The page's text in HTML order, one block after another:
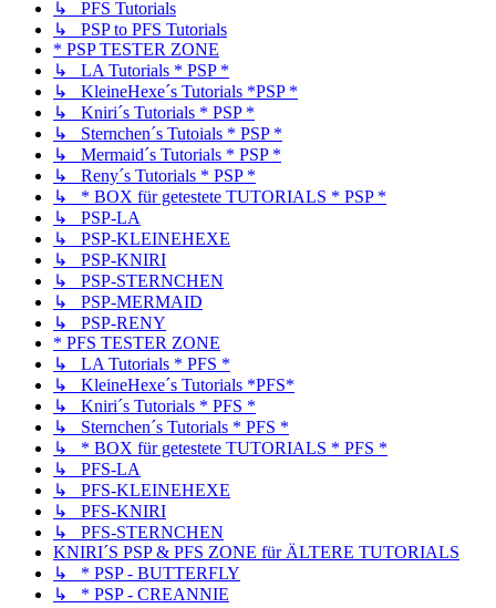
↳ PFS Tutorials
↳ PSP to PFS Tutorials
* PSP TESTER ZONE
↳ LA Tutorials * PSP *
↳ KleineHexe´s Tutorials *PSP *
↳ Kniri´s Tutorials * PSP *
↳ Sternchen´s Tutoials * PSP *
↳ Mermaid´s Tutorials * PSP *
↳ Reny´s Tutorials * PSP *
↳ * BOX für getestete TUTORIALS * PSP *
↳ PSP-LA
↳ PSP-KLEINEHEXE
↳ PSP-KNIRI
↳ PSP-STERNCHEN
↳ PSP-MERMAID
↳ PSP-RENY
* PFS TESTER ZONE
↳ LA Tutorials * PFS *
↳ KleineHexe´s Tutorials *PFS*
↳ Kniri´s Tutorials * PFS *
↳ Sternchen´s Tutorials * PFS *
↳ * BOX für getestete TUTORIALS * PFS *
↳ PFS-LA
↳ PFS-KLEINEHEXE
↳ PFS-KNIRI
↳ PFS-STERNCHEN
KNIRI´S PSP & PFS ZONE für ÄLTERE TUTORIALS
↳ * PSP - BUTTERFLY
↳ * PSP - CREANNIE